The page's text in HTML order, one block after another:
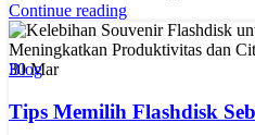
Continue reading
30Mar
Blog
Tips Memilih Flashdisk